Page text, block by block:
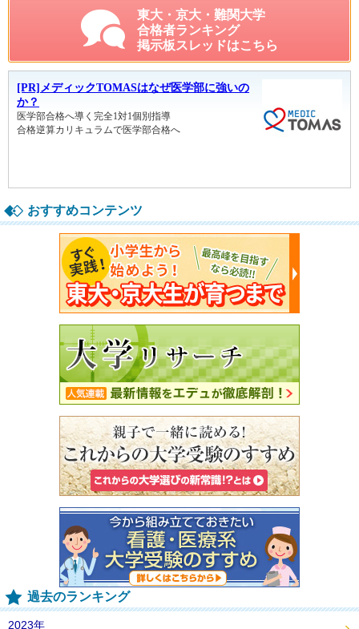
東大・京大・難関大学
合格者ランキング
掲示板スレッドはこちら
おすすめコンテンツ
過去のランキング
2023年